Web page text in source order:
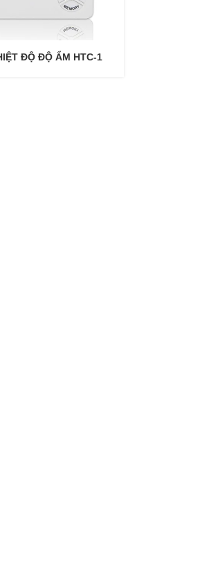
ĐỘ ĐỘ ẨM HTC-1